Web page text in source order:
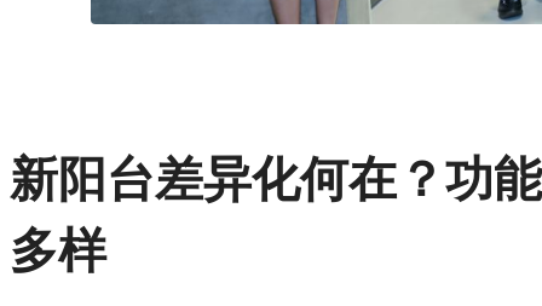
新阳台差异化何在？功
多样